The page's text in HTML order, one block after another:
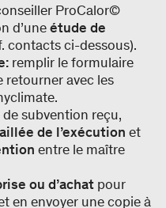
ProCalor©
d’uneétude de
contacts ci-dessous).
remplir le formulaire
retourner avec les
subvention reçu,
de l’exécution et
entre le maître
ou d’achat pour
en envoyer une copie à